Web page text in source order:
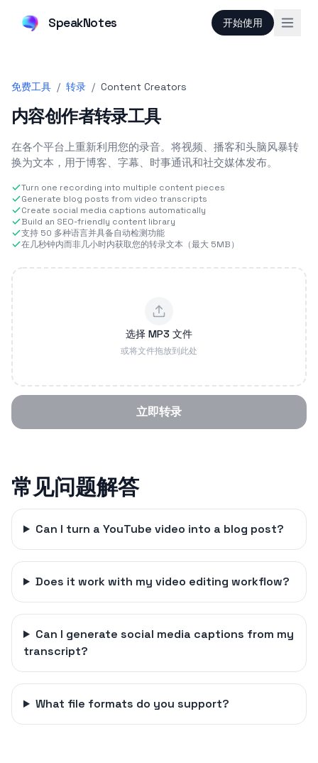
SpeakNotes 开始使用
免费工具 / 转录 / Content Creators
内容创作者转录工具
在各个平台上重新利用您的录音。将视频、播客和头脑风暴转
换为文本，用于博客、字幕、时事通讯和社交媒体发布。
Turn one recording into multiple content pieces
Generate blog posts from video transcripts
Create social media captions automatically
Build an SEO-friendly content library
支持 50 多种语言并具备自动检测功能
在几秒钟内而非几小时内获取您的转录文本（最大 5MB）
选择 MP3 文件
或将文件拖放到此处
立即转录
常见问题解答
Can I turn a YouTube video into a blog post?
Does it work with my video editing workflow?
Can I generate social media captions from my
transcript?
What file formats do you support?